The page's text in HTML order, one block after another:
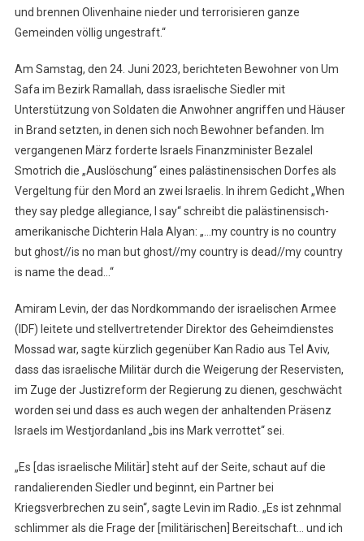
und brennen Olivenhaine nieder und terrorisieren ganze
Gemeinden völlig ungestraft.“
Am Samstag, den 24. Juni 2023, berichteten Bewohner von Um
Safa im Bezirk Ramallah, dass israelische Siedler mit
Unterstützung von Soldaten die Anwohner angriffen und Häuser
in Brand setzten, in denen sich noch Bewohner befanden. Im
vergangenen März forderte Israels Finanzminister Bezalel
Smotrich die „Auslöschung“ eines palästinensischen Dorfes als
Vergeltung für den Mord an zwei Israelis. In ihrem Gedicht „When
they say pledge allegiance, I say“ schreibt die palästinensisch-
amerikanische Dichterin Hala Alyan: „…my country is no country
but ghost//is no man but ghost//my country is dead//my country
is name the dead…“
Amiram Levin, der das Nordkommando der israelischen Armee
(IDF) leitete und stellvertretender Direktor des Geheimdienstes
Mossad war, sagte kürzlich gegenüber Kan Radio aus Tel Aviv,
dass das israelische Militär durch die Weigerung der Reservisten,
im Zuge der Justizreform der Regierung zu dienen, geschwächt
worden sei und dass es auch wegen der anhaltenden Präsenz
Israels im Westjordanland „bis ins Mark verrottet“ sei.
„Es [das israelische Militär] steht auf der Seite, schaut auf die
randalierenden Siedler und beginnt, ein Partner bei
Kriegsverbrechen zu sein“, sagte Levin im Radio. „Es ist zehnmal
schlimmer als die Frage der [militärischen] Bereitschaft… und ich